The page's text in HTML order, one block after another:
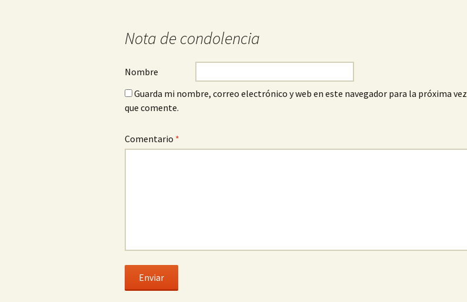
Nota de condolencia
Nombre
Guarda mi nombre, correo electrónico y web en este navegador para la próxima vez
que comente.
Comentario *